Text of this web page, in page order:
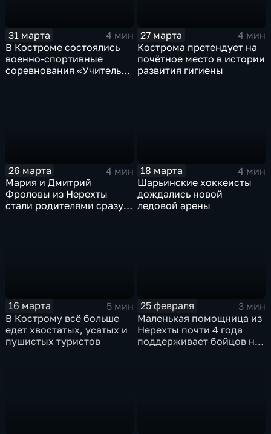
31 марта
4 мин
В Костроме состоялись
военно-спортивные
соревнования «Учитель
27 марта
4 мин
Кострома претендует на
почётное место в истории
развития гигиены
26 марта
4 мин
Мария и Дмитрий
Фроловы из Нерехты
стали родителями сразу
18 марта
4 мин
Шарьинские хоккеисты
дождались новой
ледовой арены
16 марта
5 мин
В Кострому всё больше
едет хвостатых, усатых и
пушистых туристов
25 февраля
3 мин
Маленькая помощница из
Нерехты почти 4 года
поддерживает бойцов на